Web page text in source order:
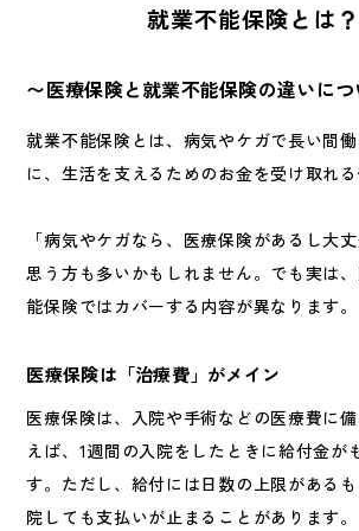
就業不能保険とは
〜医療保険と就業不能保険の違いに
就業不能保険とは、病気やケガで長い間
に、生活を支えるためのお金を受け取れる
「病気やケガなら、医療保険があるし大
思う方も多いかもしれません。でも実は
能保険ではカバーする内容が異なります。
医療保険は「治療費」がメイン
医療保険は、入院や手術などの医療費に
えば、1週間の入院をしたときに給付金が
す。ただし、給付には日数の上限がある
院しても支払いが止まることがあります。